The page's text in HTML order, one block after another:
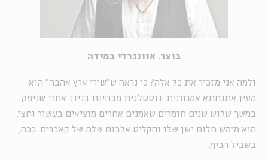
בוצר. אוונגרדי במידה
ולמה אני מזכיר את כל אלה? כי נראה ש"שירי ארץ אהבה" הוא
מעין אתנחתא אמנותית-נוסטלגית מבחינת בניון. אחרי שניפק
במשך שלוש שנים חומרים שאמנים אחרים מוציאים בעשור וחצי,
הוא מימש חלום ישן שלו והקליט אלבום שלם של קאברים. ככה,
בשביל הכיף.